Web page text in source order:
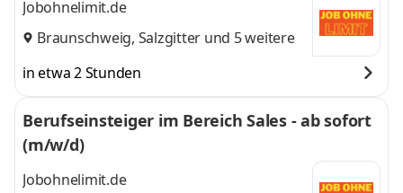
Jobohnelimit.de
Braunschweig, Salzgitter und 5 weitere
in etwa 2 Stunden
Berufseinsteiger im Bereich Sales - ab sofort
(m/w/d)
Jobohnelimit.de